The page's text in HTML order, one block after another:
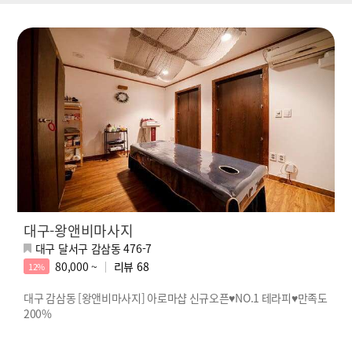
대구-왕앤비마사지
대구 달서구 감삼동 476-7
12% 80,000 ~ 리뷰 68
대구 감삼동 [왕앤비마사지] 아로마샵 신규오픈♥NO.1 테라피♥만족도
200%